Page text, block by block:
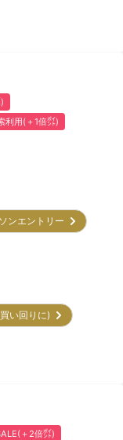
利用(＋1倍㌽)
ンエントリー
い回りに)
＋2倍㌽)